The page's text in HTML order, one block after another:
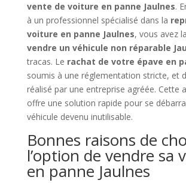
vente de voiture en panne Jaulnes.
à un professionnel spécialisé dans la
voiture en panne Jaulnes, vous avez
vendre un véhicule non réparable
tracas. Le rachat de votre épave en
soumis à une réglementation stricte, et
réalisé par une entreprise agréée. Cette
offre une solution rapide pour se
véhicule devenu inutilisable.
Bonnes raisons de
l’option de vendre sa
en panne Jaulnes